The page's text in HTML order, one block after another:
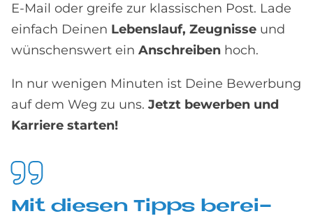
E-Mail oder greife zur klassischen Post. Lade
einfach Deinen Lebenslauf, Zeugnisse und
wünschenswert ein Anschreiben hoch.
In nur wenigen Minuten ist Deine Bewerbung
auf dem Weg zu uns. Jetzt bewerben und
Karriere starten!
Mit die­sen Tipps be­rei­